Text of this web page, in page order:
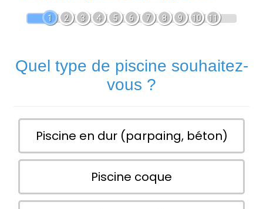
1 2 3 4 5 6 7 8 9 10 11
Quel type de piscine souhaitez-
vous ?
Piscine en dur (parpaing, béton)
Piscine coque